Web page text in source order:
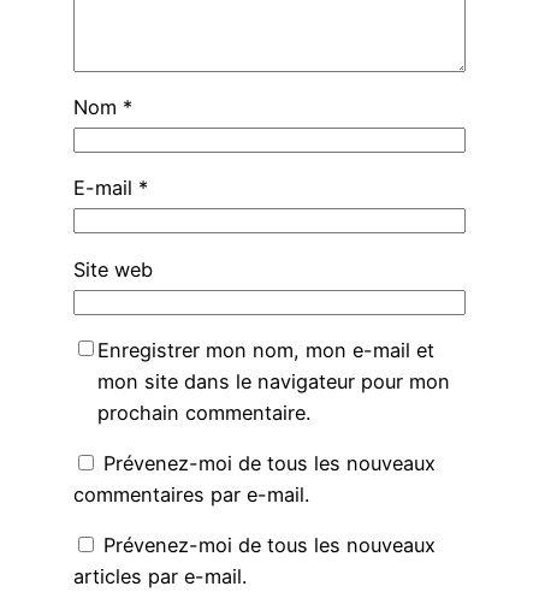
Nom *
E-mail *
Site web
Enregistrer mon nom, mon e-mail et
mon site dans le navigateur pour mon
prochain commentaire.
Prévenez-moi de tous les nouveaux
commentaires par e-mail.
Prévenez-moi de tous les nouveaux
articles par e-mail.